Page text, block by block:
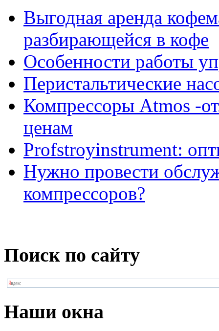
Выгодная аренда
разбирающейся в кофе
Особенности работы
Перистальтические
Компрессоры Atmos -
ценам
Profstroyinstrument:
Нужно провести
компрессоров?
Поиск по сайту
Наши окна